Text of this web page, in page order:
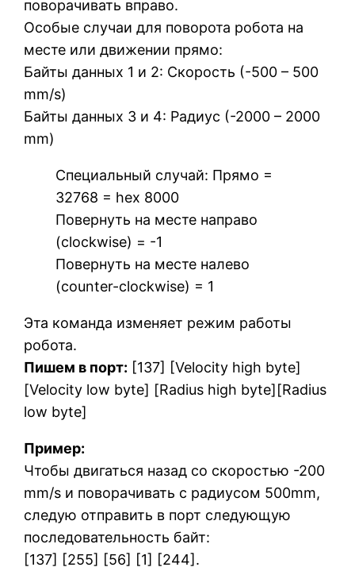
поворачивать вправо.
Особые случаи для поворота робота на
месте или движении прямо:
Байты данных 1 и 2: Скорость (-500 – 500
mm/s)
Байты данных 3 и 4: Радиус (-2000 – 2000
mm)
Специальный случай: Прямо =
32768 = hex 8000
Повернуть на месте направо
(clockwise) = -1
Повернуть на месте налево
(counter-clockwise) = 1
Эта команда изменяет режим работы
робота.
Пишем в порт: [137] [Velocity high byte]
[Velocity low byte] [Radius high byte][Radius
low byte]
Пример:
Чтобы двигаться назад со скоростью -200
mm/s и поворачивать с радиусом 500mm,
следую отправить в порт следующую
последовательность байт:
[137] [255] [56] [1] [244].